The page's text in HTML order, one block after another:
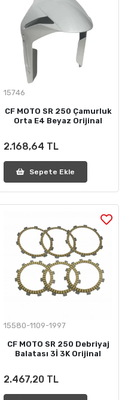
15746
CF MOTO SR 250 Çamurluk
Orta E4 Beyaz Orijinal
2.168,64 TL
Sepete Ekle
15580-1109-1997
CF MOTO SR 250 Debriyaj
Balatası 3İ 3K Orijinal
2.467,20 TL